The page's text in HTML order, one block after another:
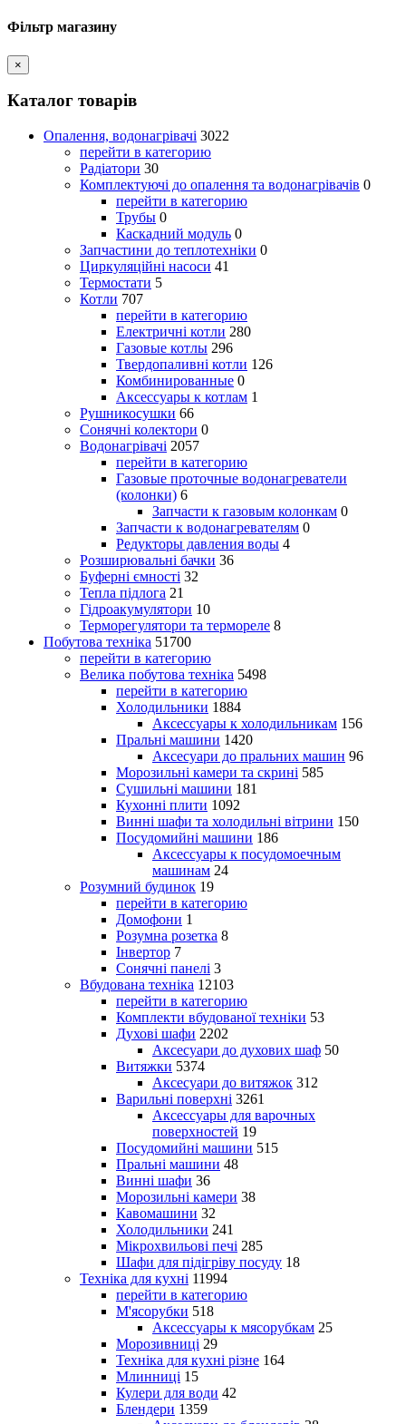
Фільтр магазину
×
Каталог товарів
Опалення, водонагрівачі 3022
перейти в категорию
Радіатори 30
Комплектуючі до опалення та водонагрівачів 0
перейти в категорию
Трубы 0
Каскадний модуль 0
Запчастини до теплотехніки 0
Циркуляційні насоси 41
Термостати 5
Котли 707
перейти в категорию
Електричні котли 280
Газовые котлы 296
Твердопаливні котли 126
Комбинированные 0
Аксессуары к котлам 1
Рушникосушки 66
Сонячні колектори 0
Водонагрівачі 2057
перейти в категорию
Газовые проточные водонагреватели
(колонки) 6
Запчасти к газовым колонкам 0
Запчасти к водонагревателям 0
Редукторы давления воды 4
Розширювальні бачки 36
Буферні ємності 32
Тепла підлога 21
Гідроакумулятори 10
Терморегулятори та термореле 8
Побутова техніка 51700
перейти в категорию
Велика побутова техніка 5498
перейти в категорию
Холодильники 1884
Аксессуары к холодильникам 156
Пральні машини 1420
Аксесуари до пральних машин 96
Морозильні камери та скрині 585
Сушильні машини 181
Кухонні плити 1092
Винні шафи та холодильні вітрини 150
Посудомийні машини 186
Аксессуары к посудомоечным
машинам 24
Розумний будинок 19
перейти в категорию
Домофони 1
Розумна розетка 8
Інвертор 7
Сонячні панелі 3
Вбудована техніка 12103
перейти в категорию
Комплекти вбудованої техніки 53
Духові шафи 2202
Аксесуари до духових шаф 50
Витяжки 5374
Аксесуари до витяжок 312
Варильні поверхні 3261
Аксессуары для варочных
поверхностей 19
Посудомийні машини 515
Пральні машини 48
Винні шафи 36
Морозильні камери 38
Кавомашини 32
Холодильники 241
Мікрохвильові печі 285
Шафи для підігріву посуду 18
Техніка для кухні 11994
перейти в категорию
М'ясорубки 518
Аксессуары к мясорубкам 25
Морозивниці 29
Техніка для кухні різне 164
Млинниці 15
Кулери для води 42
Блендери 1359